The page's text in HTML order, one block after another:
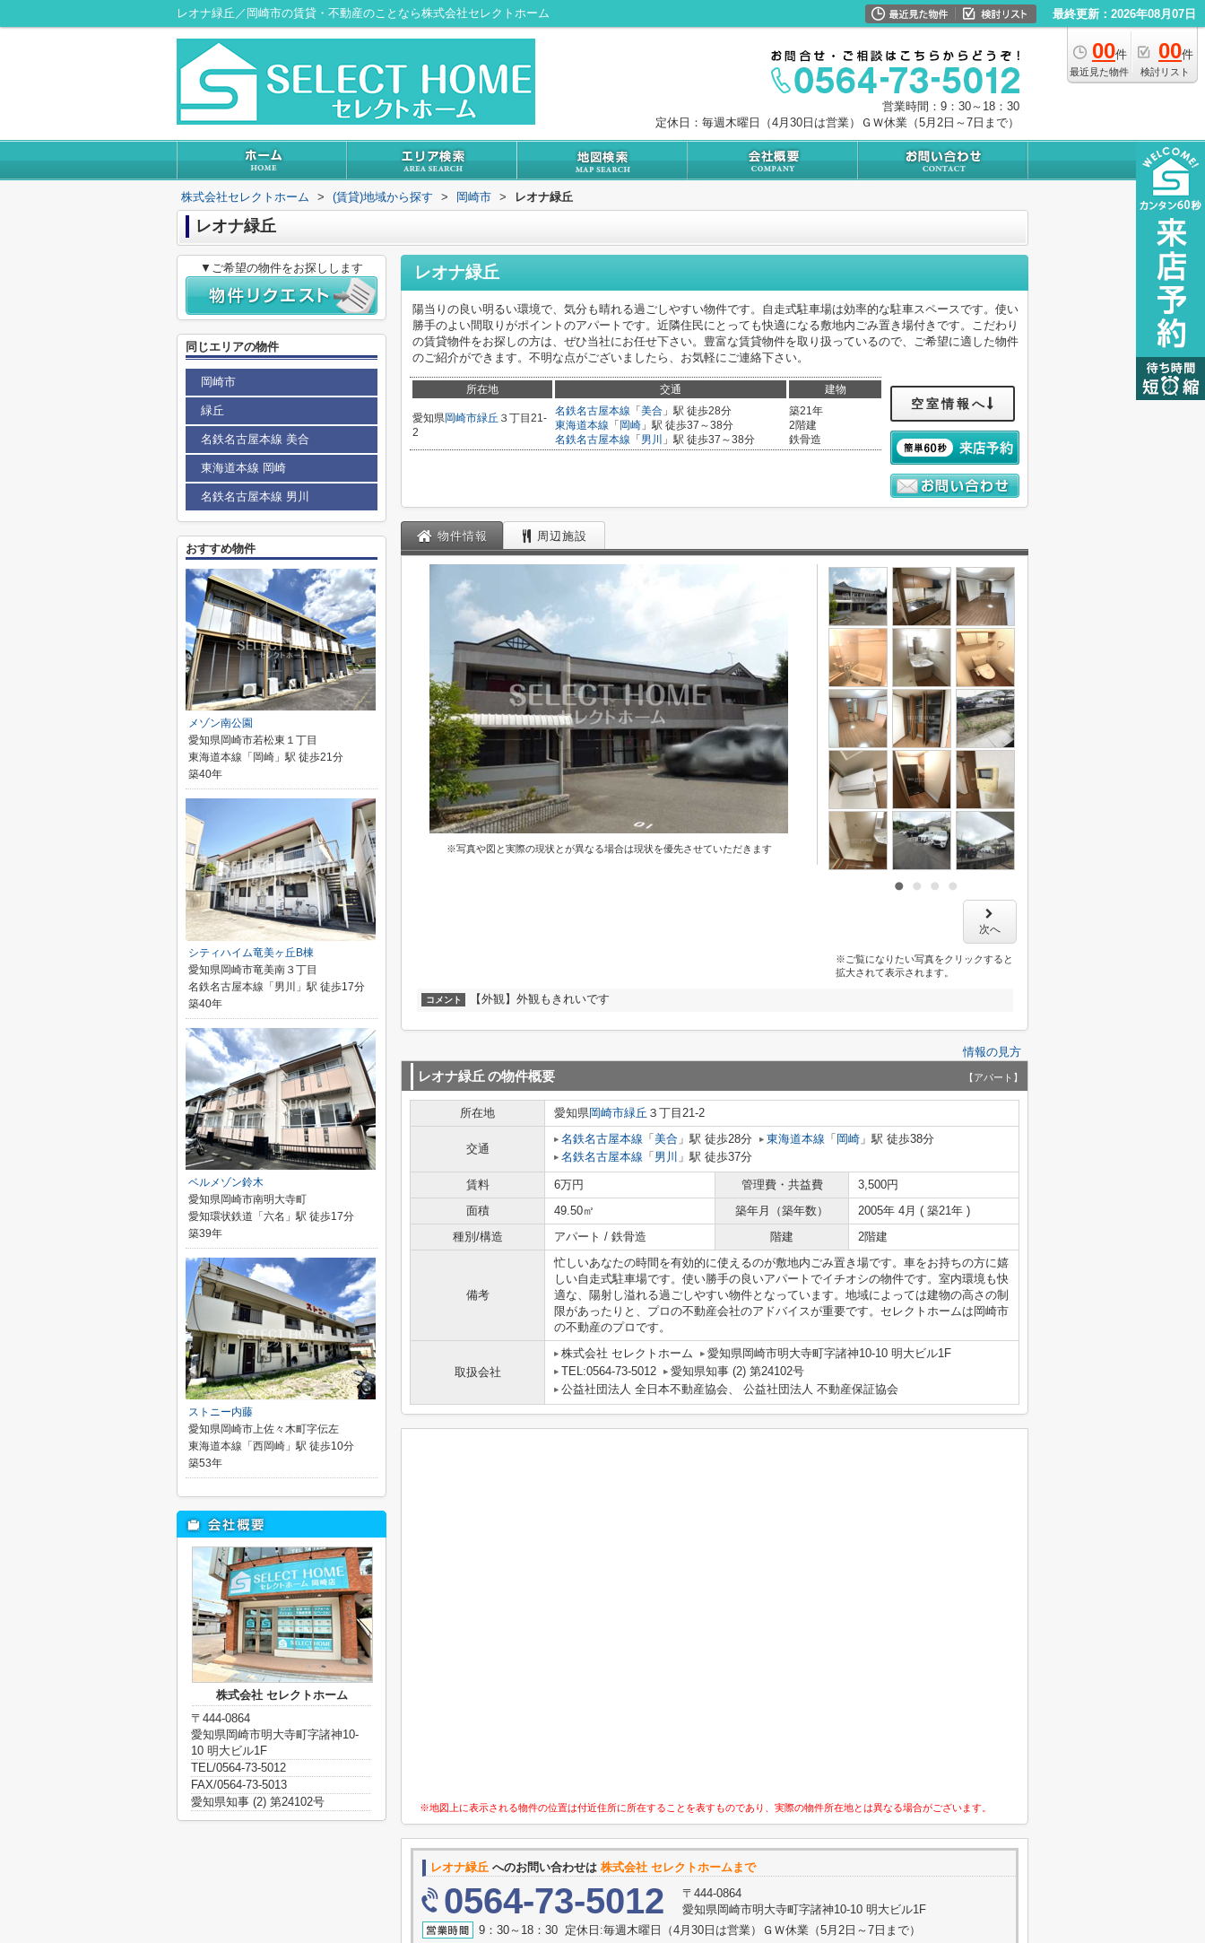
レオナ緑丘／岡崎市の賃貸・不動産のことなら株式会社セレクトホーム 最終更新：2026年08月07日
00件
最近見た物件
00件
検討リスト
営業時間：9：30～18：30
定休日：毎週木曜日（4月30日は営業）ＧＷ休業（5月2日～7日まで）
株式会社セレクトホーム > (賃貸)地域から探す > 岡崎市 > レオナ緑丘
レオナ緑丘
レオナ緑丘
陽当りの良い明るい環境で、気分も晴れる過ごしやすい物件です。自走式駐車場は効率的な駐車スペースです。使い
勝手のよい間取りがポイントのアパートです。近隣住民にとっても快適になる敷地内ごみ置き場付きです。こだわり
の賃貸物件をお探しの方は、ぜひ当社にお任せ下さい。豊富な賃貸物件を取り扱っているので、ご希望に適した物件
のご紹介ができます。不明な点がございましたら、お気軽にご連絡下さい。
所在地 交通 建物
愛知県岡崎市緑丘 ３丁目21-
2
名鉄名古屋本線 「 美合 」駅 徒歩28分
東海道本線 「 岡崎 」駅 徒歩37～38分
名鉄名古屋本線 「 男川 」駅 徒歩37～38分
築21年
2階建
鉄骨造
空室情報へ
物件情報 周辺施設
※写真や図と実際の現状とが異なる場合は現状を優先させていただきます
次へ
※ご覧になりたい写真をクリックすると
拡大されて表示されます。
コメント 【外観】外観もきれいです
情報の見方
レオナ緑丘 の物件概要 【アパート】
所在地 愛知県岡崎市緑丘 ３丁目21-2
交通
名鉄名古屋本線 「 美合 」駅 徒歩28分 東海道本線 「 岡崎 」駅 徒歩38分
名鉄名古屋本線 「 男川 」駅 徒歩37分
賃料 6万円 管理費・共益費
3,500円
面積
49.50㎡ 築年月（築年数）
2005年 4月 ( 築21年 )
種別/構造
アパート / 鉄骨造 階建 2階建
備考
忙しいあなたの時間を有効的に使えるのが敷地内ごみ置き場です。車をお持ちの方に嬉
しい自走式駐車場です。使い勝手の良いアパートでイチオシの物件です。室内環境も快
適な、陽射し溢れる過ごしやすい物件となっています。地域によっては建物の高さの制
限があったりと、プロの不動産会社のアドバイスが重要です。セレクトホームは岡崎市
の不動産のプロです。
取扱会社
株式会社 セレクトホーム
愛知県岡崎市明大寺町字諸神10-10 明大ビル1F
TEL:0564-73-5012
愛知県知事 (2) 第24102号
公益社団法人 全日本不動産協会、 公益社団法人 不動産保証協会
※地図上に表示される物件の位置は付近住所に所在することを表すものであり、実際の物件所在地とは異なる場合がございます。
レオナ緑丘 へのお問い合わせは 株式会社 セレクトホームまで
0564-73-5012
〒444-0864
愛知県岡崎市明大寺町字諸神10-10 明大ビル1F
9：30～18：30 定休日:毎週木曜日（4月30日は営業）ＧＷ休業（5月2日～7日まで）
▼ご希望の物件をお探しします
同じエリアの物件
岡崎市
緑丘
名鉄名古屋本線 美合
東海道本線 岡崎
名鉄名古屋本線 男川
おすすめ物件
メゾン南公園
愛知県岡崎市若松東１丁目
東海道本線「岡崎」駅 徒歩21分
築40年
シティハイム竜美ヶ丘B棟
愛知県岡崎市竜美南３丁目
名鉄名古屋本線「男川」駅 徒歩17分
築40年
ベルメゾン鈴木
愛知県岡崎市南明大寺町
愛知環状鉄道「六名」駅 徒歩17分
築39年
ストニー内藤
愛知県岡崎市上佐々木町字伝左
東海道本線「西岡崎」駅 徒歩10分
築53年
株式会社 セレクトホーム
〒444-0864
愛知県岡崎市明大寺町字諸神10-
10 明大ビル1F
TEL/0564-73-5012
FAX/0564-73-5013
愛知県知事 (2) 第24102号